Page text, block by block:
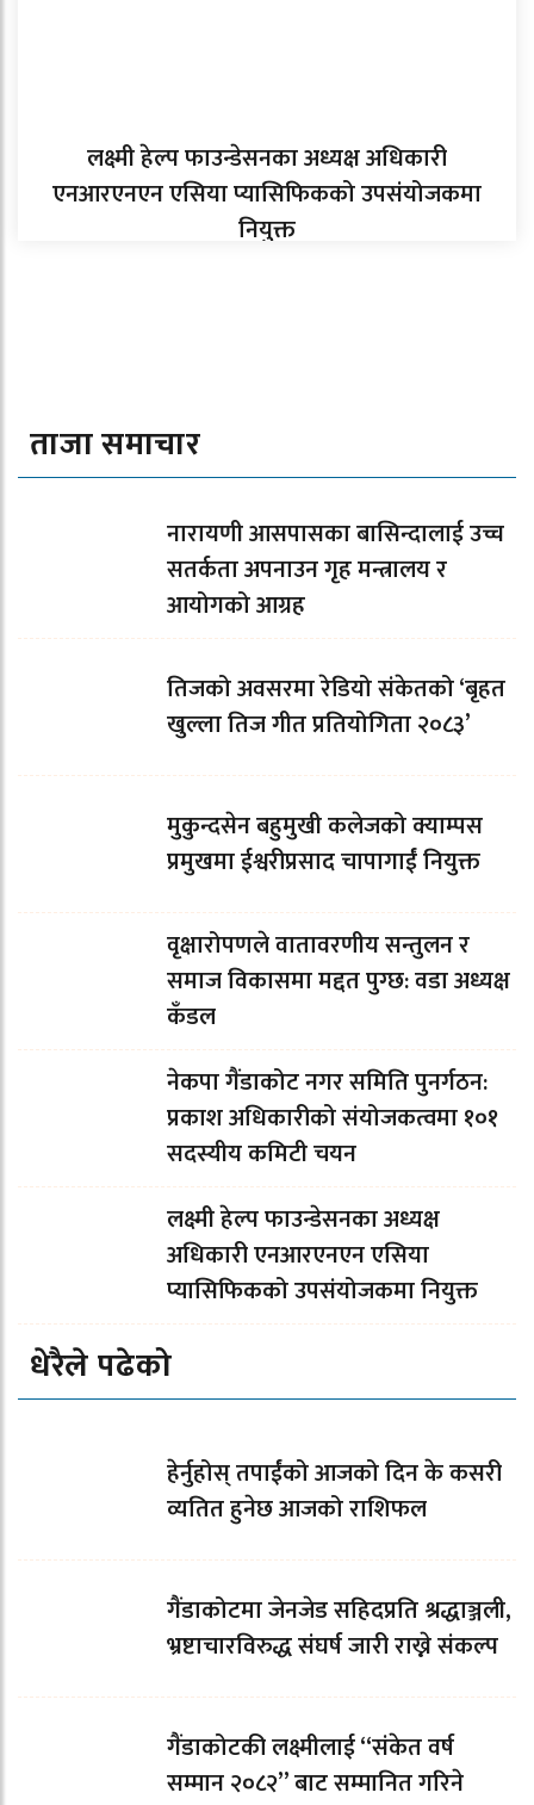
लक्ष्मी हेल्प फाउन्डेसनका अध्यक्ष अधिकारी
एनआरएनएन एसिया प्यासिफिकको उपसंयोजकमा
नियुक्त
ताजा समाचार
नारायणी आसपासका बासिन्दालाई उच्च
सतर्कता अपनाउन गृह मन्त्रालय र
आयोगको आग्रह
तिजको अवसरमा रेडियो संकेतको ‘बृहत
खुल्ला तिज गीत प्रतियोगिता २०८३’
मुकुन्दसेन बहुमुखी कलेजको क्याम्पस
प्रमुखमा ईश्वरीप्रसाद चापागाईं नियुक्त
वृक्षारोपणले वातावरणीय सन्तुलन र
समाज विकासमा मद्दत पुग्छ: वडा अध्यक्ष
कँडल
नेकपा गैंडाकोट नगर समिति पुनर्गठन:
प्रकाश अधिकारीको संयोजकत्वमा १०१
सदस्यीय कमिटी चयन
लक्ष्मी हेल्प फाउन्डेसनका अध्यक्ष
अधिकारी एनआरएनएन एसिया
प्यासिफिकको उपसंयोजकमा नियुक्त
धेरैले पढेको
हेर्नुहोस् तपाईंको आजको दिन के कसरी
व्यतित हुनेछ आजको राशिफल
गैंडाकोटमा जेनजेड सहिदप्रति श्रद्धाञ्जली,
भ्रष्टाचारविरुद्ध संघर्ष जारी राख्ने संकल्प
गैंडाकोटकी लक्ष्मीलाई “संकेत वर्ष
सम्मान २०८२” बाट सम्मानित गरिने